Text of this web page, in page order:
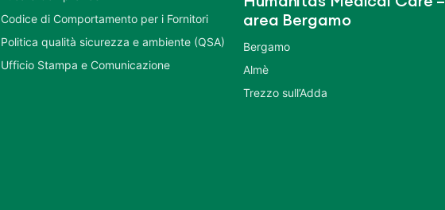
Codice di Comportamento per i Fornitori
Politica qualità sicurezza e ambiente (QSA)
Ufficio Stampa e Comunicazione
area Bergamo
Bergamo
Almè
Trezzo sull’Adda